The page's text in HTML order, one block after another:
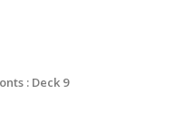
: Deck 9